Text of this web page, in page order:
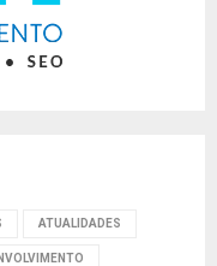
ATUALIDADES